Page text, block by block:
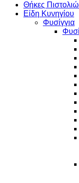
Θήκες
Είδη Κυνηγίου
Φυσίγγια